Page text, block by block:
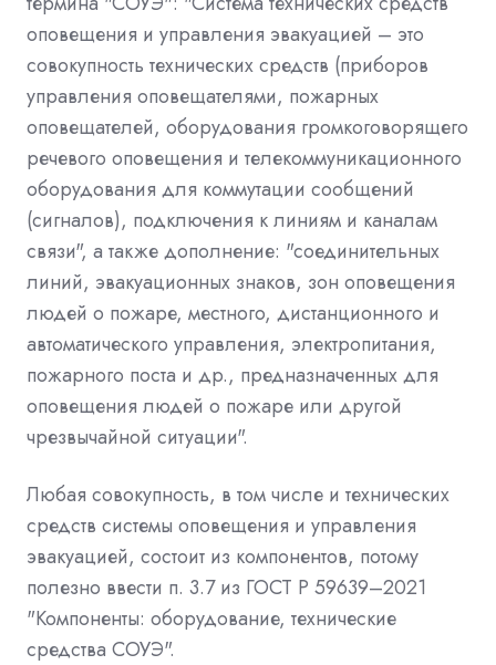
оповещения и управления эвакуацией – это
совокупность технических средств (приборов
управления оповещателями, пожарных
оповещателей, оборудования громкоговорящего
речевого оповещения и телекоммуникационного
оборудования для коммутации сообщений
(сигналов), подключения к линиям и каналам
связи", а также дополнение: "соединительных
линий, эвакуационных знаков, зон оповещения
людей о пожаре, местного, дистанционного и
автоматического управления, электропитания,
пожарного поста и др., предназначенных для
оповещения людей о пожаре или другой
чрезвычайной ситуации".
Любая совокупность, в том числе и технических
средств системы оповещения и управления
эвакуацией, состоит из компонентов, потому
полезно ввести п. 3.7 из ГОСТ Р 59639–2021
"Компоненты: оборудование, технические
средства СОУЭ".